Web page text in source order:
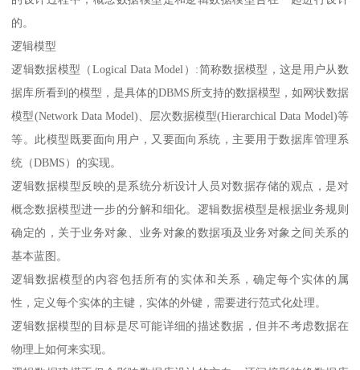
的。
逻辑模型
逻辑数据模型（Logical Data Model）:简称数据模型，这是用户从数
据库所看到的模型，是具体的DBMS所支持的数据模型，如网状数据
模型(Network Data Model)、层次数据模型(Hierarchical Data Model)等
等。此模型既要面向用户，又要面向系统，主要用于数据库管理系
统（DBMS）的实现。
逻辑数据模型反映的是系统分析设计人员对数据存储的观点，是对
概念数据模型进一步的分解和细化。逻辑数据模型是根据业务规则
确定的，关于业务对象、业务对象的数据项及业务对象之间关系的
基本蓝图。
逻辑数据模型的内容包括所有的实体和关系，确定每个实体的属
性，定义每个实体的主键，实体的外键，需要进行范式化处理。
逻辑数据模型的目标是尽可能详细的描述数据，但并不考虑数据在
物理上如何来实现。